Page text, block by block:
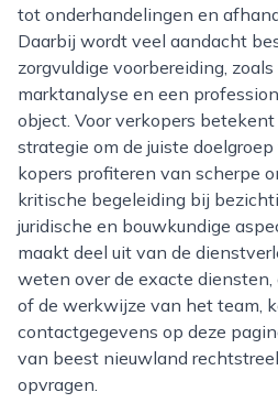
tot onderhandelingen en
Daarbij wordt veel aandacht
zorgvuldige voorbereiding,
marktanalyse en een
object. Voor verkopers
strategie om de juiste
kopers profiteren van scherpe
kritische begeleiding bij
juridische en bouwkundige
maakt deel uit van de
weten over de exacte
of de werkwijze van het team,
contactgegevens op deze
van beest nieuwland
opvragen.